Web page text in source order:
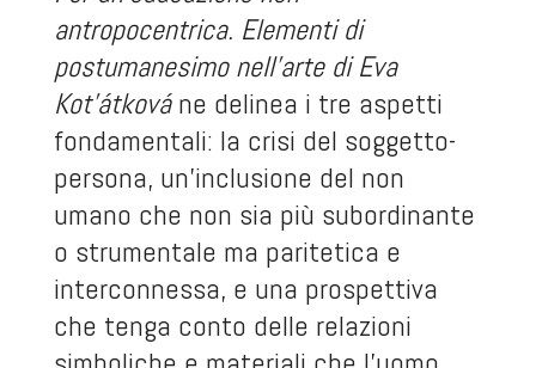
antropocentrica. Elementi di
postumanesimo nell’arte di Eva
Kot’átkováne delinea i tre aspetti
fondamentali: la crisi del soggetto-
persona, un’inclusione del non
umano che non sia più subordinante
o strumentale ma paritetica e
interconnessa, e una prospettiva
che tenga conto delle relazioni